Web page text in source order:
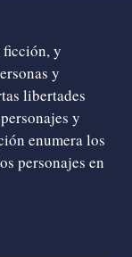
ficción, y
y
libertades
y
enumera los
personajes en